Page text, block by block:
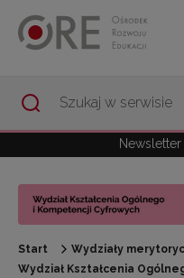
Newsletter
Start
Wydziały
Wydział Kształcenia